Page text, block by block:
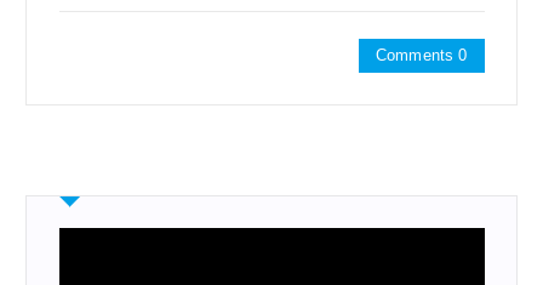
Comments 0